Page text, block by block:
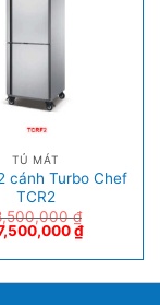
TỦ MÁT
cánh Turbo Chef
TCR2
₫
₫